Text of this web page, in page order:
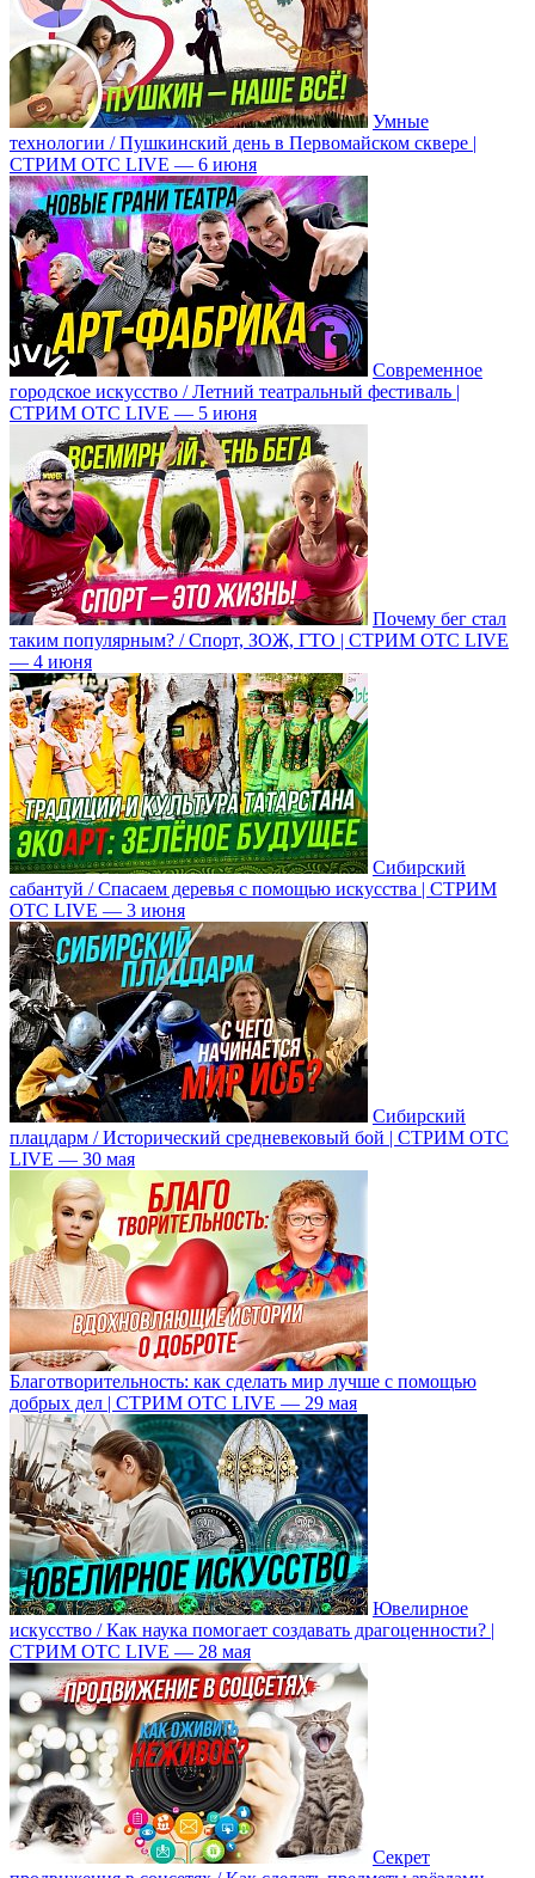
Умные
технологии / Пушкинский день в Первомайском сквере |
СТРИМ ОТС LIVE — 6 июня
Современное
городское искусство / Летний театральный фестиваль |
СТРИМ ОТС LIVE — 5 июня
Почему бег стал
таким популярным? / Спорт, ЗОЖ, ГТО | СТРИМ ОТС LIVE
— 4 июня
Сибирский
сабантуй / Спасаем деревья с помощью искусства | СТРИМ
ОТС LIVE — 3 июня
Сибирский
плацдарм / Исторический средневековый бой | СТРИМ ОТС
LIVE — 30 мая
Благотворительность: как сделать мир лучше с помощью
добрых дел | СТРИМ ОТС LIVE — 29 мая
Ювелирное
искусство / Как наука помогает создавать драгоценности? |
СТРИМ ОТС LIVE — 28 мая
Секрет